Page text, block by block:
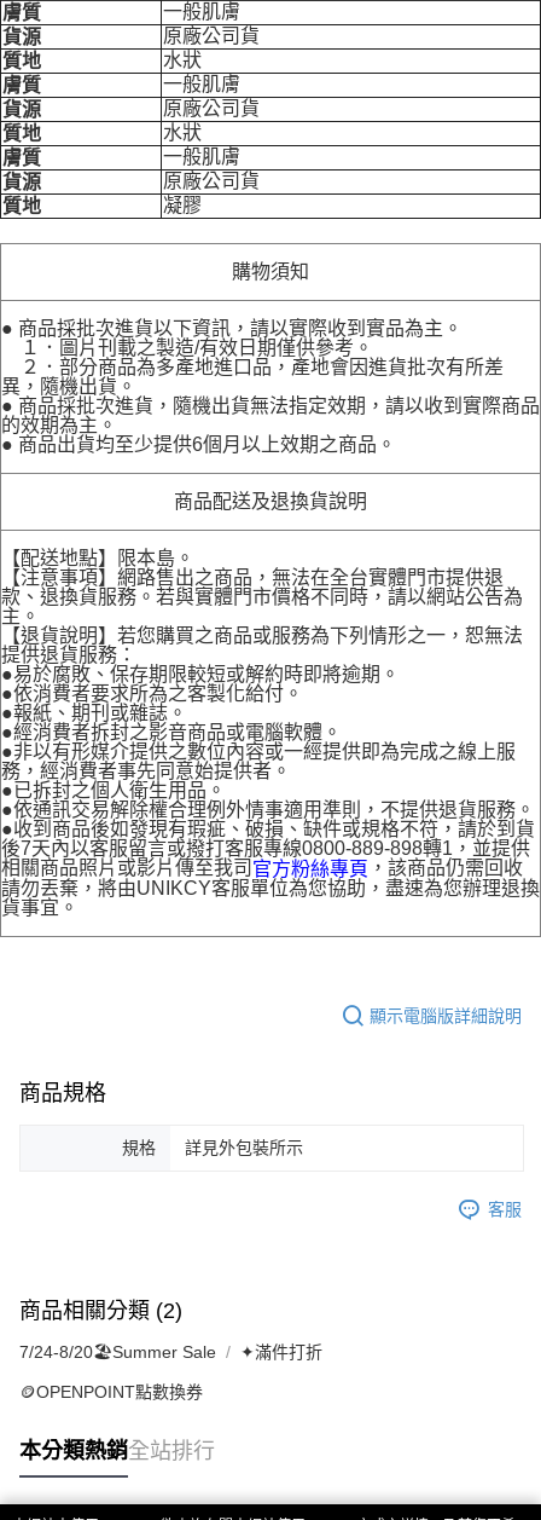
膚質
一般肌膚
貨源
原廠公司貨
質地
水狀
膚質
一般肌膚
貨源
原廠公司貨
質地
水狀
膚質
一般肌膚
貨源
原廠公司貨
質地
凝膠
購物須知
● 商品採批次進貨以下資訊，請以實際收到實品為主。
１．圖片刊載之製造/有效日期僅供參考。
２．部分商品為多產地進口品，產地會因進貨批次有所差
異，隨機出貨。
● 商品採批次進貨，隨機出貨無法指定效期，請以收到實際商品
的效期為主。
● 商品出貨均至少提供6個月以上效期之商品。
商品配送及退換貨說明
【配送地點】限本島。
【注意事項】網路售出之商品，無法在全台實體門市提供退
款、退換貨服務。若與實體門市價格不同時，請以網站公告為
主。
【退貨說明】若您購買之商品或服務為下列情形之一，恕無法
提供退貨服務：
●易於腐敗、保存期限較短或解約時即將逾期。
●依消費者要求所為之客製化給付。
●報紙、期刊或雜誌。
●經消費者拆封之影音商品或電腦軟體。
●非以有形媒介提供之數位內容或一經提供即為完成之線上服
務，經消費者事先同意始提供者。
●已拆封之個人衛生用品。
●依通訊交易解除權合理例外情事適用準則，不提供退貨服務。
●收到商品後如發現有瑕疵、破損、缺件或規格不符，請於到貨
後7天內以客服留言或撥打客服專線0800-889-898轉1，並提供
相關商品照片或影片傳至我司 官方粉絲專頁 ，該商品仍需回收
請勿丟棄，將由UNIKCY客服單位為您協助，盡速為您辦理退換
貨事宜。
顯示電腦版詳細說明
商品規格
規格 詳見外包裝所示
客服
商品相關分類 (2)
7/24-8/20🏖️Summer Sale ✦滿件打折
🪙OPENPOINT點數換券
本分類熱銷全站排行